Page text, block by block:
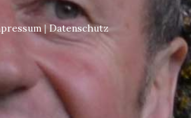
| Datenschutz